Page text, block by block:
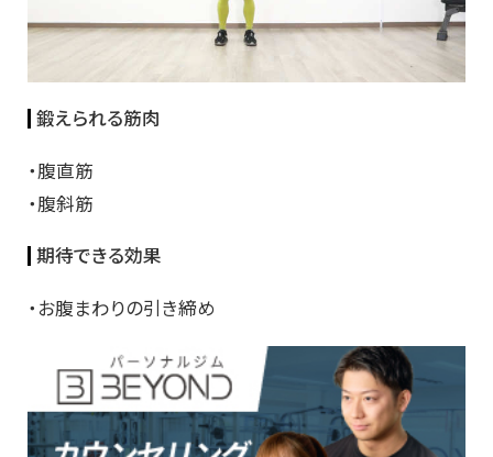
鍛えられる筋肉
・腹直筋
・腹斜筋
期待できる効果
・お腹まわりの引き締め